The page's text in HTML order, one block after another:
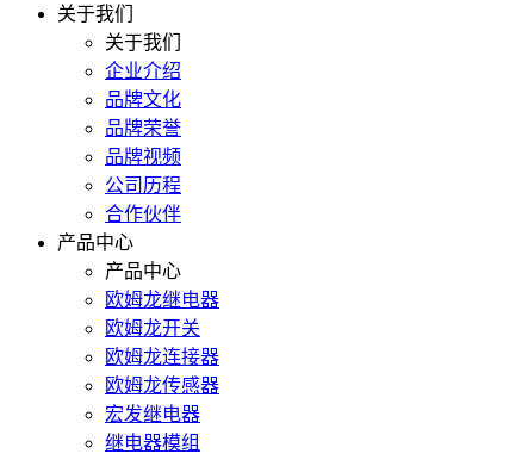
关于我们
关于我们
企业介绍
品牌文化
品牌荣誉
品牌视频
公司历程
合作伙伴
产品中心
产品中心
欧姆龙继电器
欧姆龙开关
欧姆龙连接器
欧姆龙传感器
宏发继电器
继电器模组